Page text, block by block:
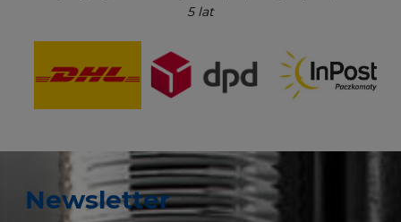
5 lat
Newsletter